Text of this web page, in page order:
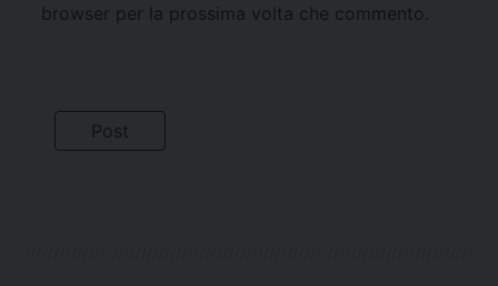
browser per la prossima volta che commento.